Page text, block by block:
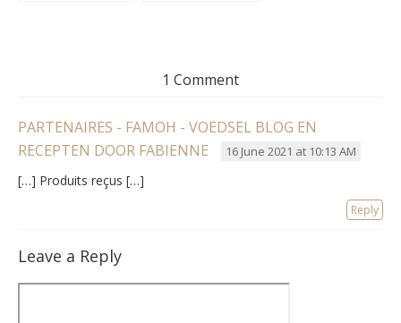
1 Comment
PARTENAIRES - FAMOH - VOEDSEL BLOG EN
RECEPTEN DOOR FABIENNE
16 June 2021 at 10:13 AM
[…] Produits reçus […]
Reply
Leave a Reply